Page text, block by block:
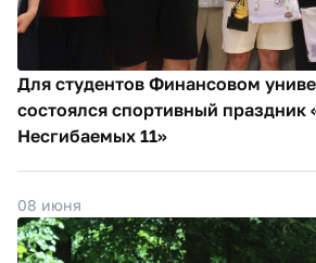
Для студентов Финансовом
состоялся спортивный праздник
Несгибаемых 11»
08 июня